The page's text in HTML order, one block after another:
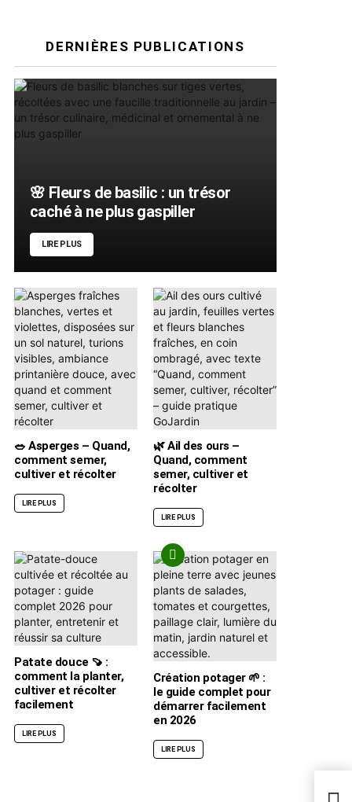
DERNIÈRES PUBLICATIONS
🌸 Fleurs de basilic : un trésor
caché à ne plus gaspiller
LIRE PLUS
🥗 Asperges – Quand,
comment semer,
cultiver et récolter
LIRE PLUS
🌿 Ail des ours –
Quand, comment
semer, cultiver et
récolter
LIRE PLUS
Patate douce 🍠 :
comment la planter,
cultiver et récolter
facilement
LIRE PLUS
Création potager 🌱 :
le guide complet pour
démarrer facilement
en 2026
LIRE PLUS